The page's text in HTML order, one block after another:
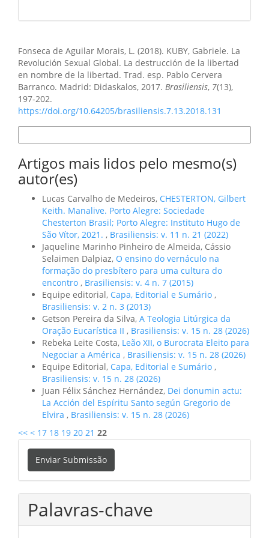
Fonseca de Aguilar Morais, L. (2018). KUBY, Gabriele. La
Revolución Sexual Global. La destrucción de la libertad
en nombre de la libertad. Trad. esp. Pablo Cervera
Barranco. Madrid: Didaskalos, 2017. Brasiliensis, 7(13),
197-202.
https://doi.org/10.64205/brasiliensis.7.13.2018.131
Artigos mais lidos pelo mesmo(s)
autor(es)
Lucas Carvalho de Medeiros, CHESTERTON, Gilbert
Keith. Manalive. Porto Alegre: Sociedade
Chesterton Brasil; Porto Alegre: Instituto Hugo de
São Vítor, 2021. , Brasiliensis: v. 11 n. 21 (2022)
Jaqueline Marinho Pinheiro de Almeida, Cássio
Selaimen Dalpiaz, O ensino do vernáculo na
formação do presbítero para uma cultura do
encontro , Brasiliensis: v. 4 n. 7 (2015)
Equipe editorial, Capa, Editorial e Sumário ,
Brasiliensis: v. 2 n. 3 (2013)
Getson Pereira da Silva, A Teologia Litúrgica da
Oração Eucarística II , Brasiliensis: v. 15 n. 28 (2026)
Rebeka Leite Costa, Leão XII, o Burocrata Eleito para
Negociar a América , Brasiliensis: v. 15 n. 28 (2026)
Equipe Editorial, Capa, Editorial e Sumário ,
Brasiliensis: v. 15 n. 28 (2026)
Juan Félix Sánchez Hernández, Dei donumin actu:
La Acción del Espíritu Santo según Gregorio de
Elvira , Brasiliensis: v. 15 n. 28 (2026)
<< < 17 18 19 20 21 22
Enviar
Submissão
Enviar Submissão
Palavras-chave